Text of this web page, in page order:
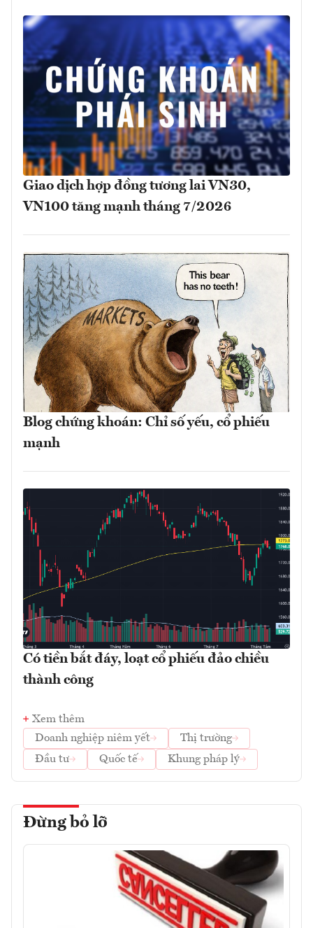
Giao dịch hợp đồng tương lai VN30,
VN100 tăng mạnh tháng 7/2026
Blog chứng khoán: Chỉ số yếu, cổ phiếu
mạnh
Có tiền bắt đáy, loạt cổ phiếu đảo chiều
thành công
Xem thêm
Doanh nghiệp niêm yết
Thị trường
Đầu tư
Quốc tế Khung pháp lý
Đừng bỏ lỡ